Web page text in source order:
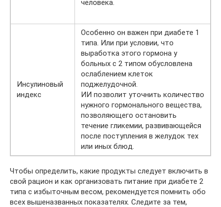
человека.
Инсулиновый
индекс
Особенно он важен при диабете 1
типа. Или при условии, что
выработка этого гормона у
больных с 2 типом обусловлена
ослаблением клеток
поджелудочной.
ИИ позволит уточнить количество
нужного гормонального вещества,
позволяющего остановить
течение гликемии, развивающейся
после поступления в желудок тех
или иных блюд.
Чтобы определить, какие продукты следует включить в
свой рацион и как организовать питание при диабете 2
типа с избыточным весом, рекомендуется помнить обо
всех вышеназванных показателях. Следите за тем,